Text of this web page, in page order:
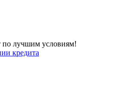
по лучшим условиям!
кредита